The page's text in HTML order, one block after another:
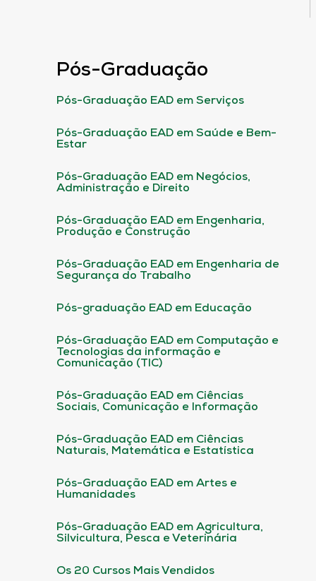
Pós-Graduação
Pós-Graduação EAD em Serviços
Pós-Graduação EAD em Saúde e Bem-
Estar
Pós-Graduação EAD em Negócios,
Administração e Direito
Pós-Graduação EAD em Engenharia,
Produção e Construção
Pós-Graduação EAD em Engenharia de
Segurança do Trabalho
Pós-graduação EAD em Educação
Pós-Graduação EAD em Computação e
Tecnologias da informação e
Comunicação (TIC)
Pós-Graduação EAD em Ciências
Sociais, Comunicação e Informação
Pós-Graduação EAD em Ciências
Naturais, Matemática e Estatística
Pós-Graduação EAD em Artes e
Humanidades
Pós-Graduação EAD em Agricultura,
Silvicultura, Pesca e Veterinária
Os 20 Cursos Mais Vendidos